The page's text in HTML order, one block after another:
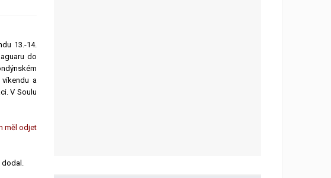
13.-14.
do
a
V Soulu
měl odjet
dodal.